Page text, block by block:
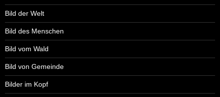
Bild der Welt
Bild des Menschen
Bild vom Wald
Bild von Gemeinde
Bilder im Kopf